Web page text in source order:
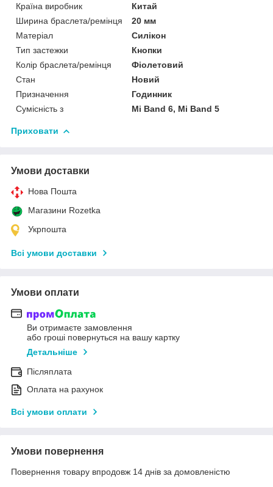
Країна виробник
Китай
Ширина браслета/ремінця
20 мм
Матеріал
Силікон
Тип застежки
Кнопки
Колір браслета/ремінця
Фіолетовий
Стан
Новий
Призначення
Годинник
Сумісність з
Mi Band 6, Mi Band 5
Приховати
Умови доставки
Нова Пошта
Магазини Rozetka
Укрпошта
Всі умови доставки
Умови оплати
Ви отримаєте замовлення
або гроші повернуться на вашу картку
Детальніше
Післяплата
Оплата на рахунок
Всі умови оплати
Умови повернення
Повернення товару впродовж 14 днів за домовленістю